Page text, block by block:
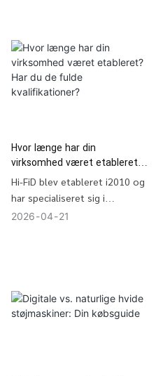
Label-selskaber , globale
platforme til kuratering af
babyprodukter, regionale
elektronikkæder og
Hvor længe har din
virksomhed været etableret?
Har du de fulde
kvalifikationer?
Hi-FiD blev etableret i2010 og
har specialiseret sig i
producent af hvid støj-
linjer. Vi har komplette
internationale certificeringer,
2026 04 21